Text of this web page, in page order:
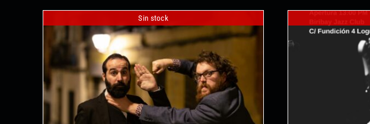
Sin stock